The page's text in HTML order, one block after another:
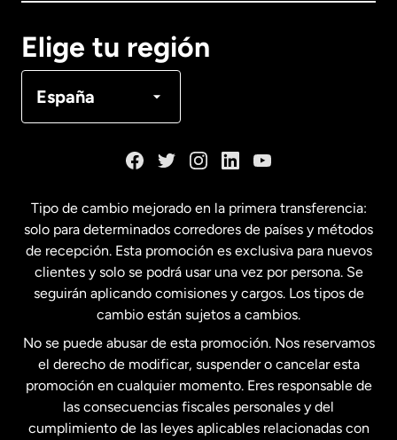
Elige tu región
España
Français
Estados Unidos English
Estados Unidos Español
Francia
Malasia
Tipo de cambio mejorado en la primera transferencia:
solo para determinados corredores de países y métodos
de recepción. Esta promoción es exclusiva para nuevos
clientes y solo se podrá usar una vez por persona. Se
seguirán aplicando comisiones y cargos. Los tipos de
cambio están sujetos a cambios.
No se puede abusar de esta promoción. Nos reservamos
el derecho de modificar, suspender o cancelar esta
promoción en cualquier momento. Eres responsable de
las consecuencias fiscales personales y del
cumplimiento de las leyes aplicables relacionadas con